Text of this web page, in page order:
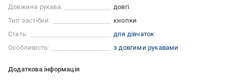
Довжина рукава:
довгі
Тип застібки:
кнопки
Стать:
для дівчаток
Особливість:
з довгими рукавами
Додаткова інформація